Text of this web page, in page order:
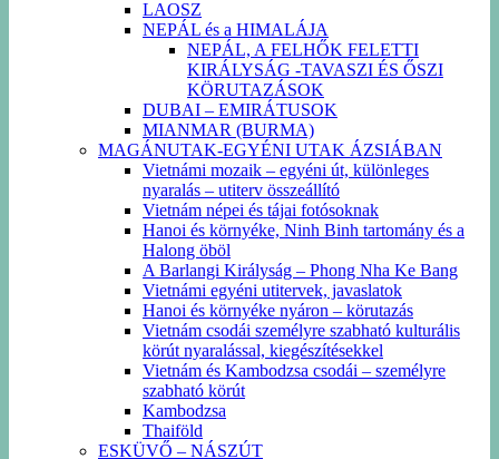
LAOSZ
NEPÁL és a HIMALÁJA
NEPÁL, A FELHŐK FELETTI
KIRÁLYSÁG -TAVASZI ÉS ŐSZI
KÖRUTAZÁSOK
DUBAI – EMIRÁTUSOK
MIANMAR (BURMA)
MAGÁNUTAK-EGYÉNI UTAK ÁZSIÁBAN
Vietnámi mozaik – egyéni út, különleges
nyaralás – utiterv összeállító
Vietnám népei és tájai fotósoknak
Hanoi és környéke, Ninh Binh tartomány és a
Halong öböl
A Barlangi Királyság – Phong Nha Ke Bang
Vietnámi egyéni utitervek, javaslatok
Hanoi és környéke nyáron – körutazás
Vietnám csodái személyre szabható kulturális
körút nyaralással, kiegészítésekkel
Vietnám és Kambodzsa csodái – személyre
szabható körút
Kambodzsa
Thaiföld
ESKÜVŐ – NÁSZÚT